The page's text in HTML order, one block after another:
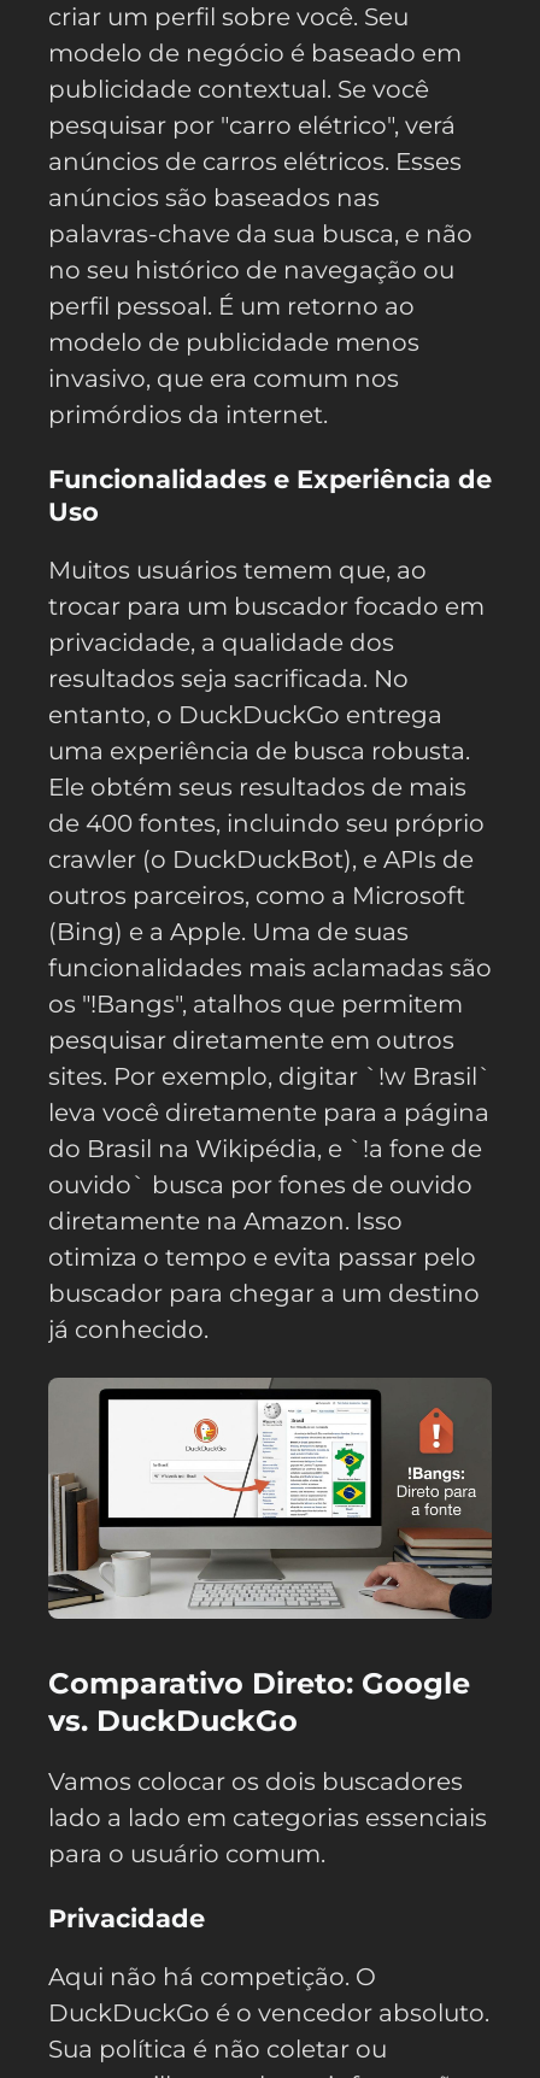
criar um perfil sobre você. Seu
modelo de negócio é baseado em
publicidade contextual. Se você
pesquisar por "carro elétrico", verá
anúncios de carros elétricos. Esses
anúncios são baseados nas
palavras-chave da sua busca, e não
no seu histórico de navegação ou
perfil pessoal. É um retorno ao
modelo de publicidade menos
invasivo, que era comum nos
primórdios da internet.
Funcionalidades e Experiência de
Uso
Muitos usuários temem que, ao
trocar para um buscador focado em
privacidade, a qualidade dos
resultados seja sacrificada. No
entanto, o DuckDuckGo entrega
uma experiência de busca robusta.
Ele obtém seus resultados de mais
de 400 fontes, incluindo seu próprio
crawler (o DuckDuckBot), e APIs de
outros parceiros, como a Microsoft
(Bing) e a Apple. Uma de suas
funcionalidades mais aclamadas são
os "!Bangs", atalhos que permitem
pesquisar diretamente em outros
sites. Por exemplo, digitar `!w Brasil`
leva você diretamente para a página
do Brasil na Wikipédia, e `!a fone de
ouvido` busca por fones de ouvido
diretamente na Amazon. Isso
otimiza o tempo e evita passar pelo
buscador para chegar a um destino
já conhecido.
Comparativo Direto: Google
vs. DuckDuckGo
Vamos colocar os dois buscadores
lado a lado em categorias essenciais
para o usuário comum.
Privacidade
Aqui não há competição. O
DuckDuckGo é o vencedor absoluto.
Sua política é não coletar ou